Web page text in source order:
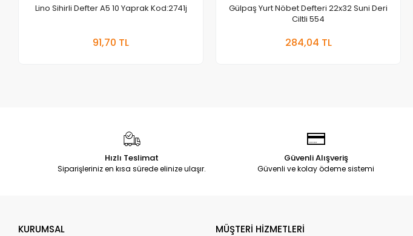
Lino Sihirli Defter A5 10 Yaprak Kod:2741j
91,70 TL
Gülpaş Yurt Nöbet Defteri 22x32 Suni Deri
Ciltli 554
284,04 TL
Hızlı Teslimat
Siparişleriniz en kısa sürede elinize ulaşır.
Güvenli Alışveriş
Güvenli ve kolay ödeme sistemi
KURUMSAL MÜŞTERİ HİZMETLERİ